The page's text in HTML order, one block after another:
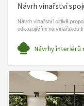
Návrh vinařství
Návrh vinařství citlivě
odkazujícími na vinařskou
Návrhy interiérů